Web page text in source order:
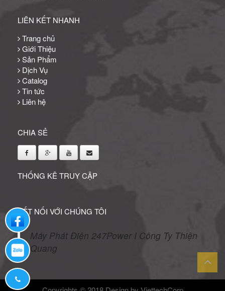
LIÊN KẾT NHANH
Trang chủ
Giới Thiệu
Sản Phẩm
Dịch Vụ
Catalog
Tin tức
Liên hệ
CHIA SẺ
THỐNG KÊ TRUY CẬP
KẾT NỐI VỚI CHÚNG TÔI
Máy Phát Điện 247Power I Công Ty Thiện
Quang
Liên hệ qua facebook
Liên hệ qua zalo
Hotline: (028) 38 82 82 38